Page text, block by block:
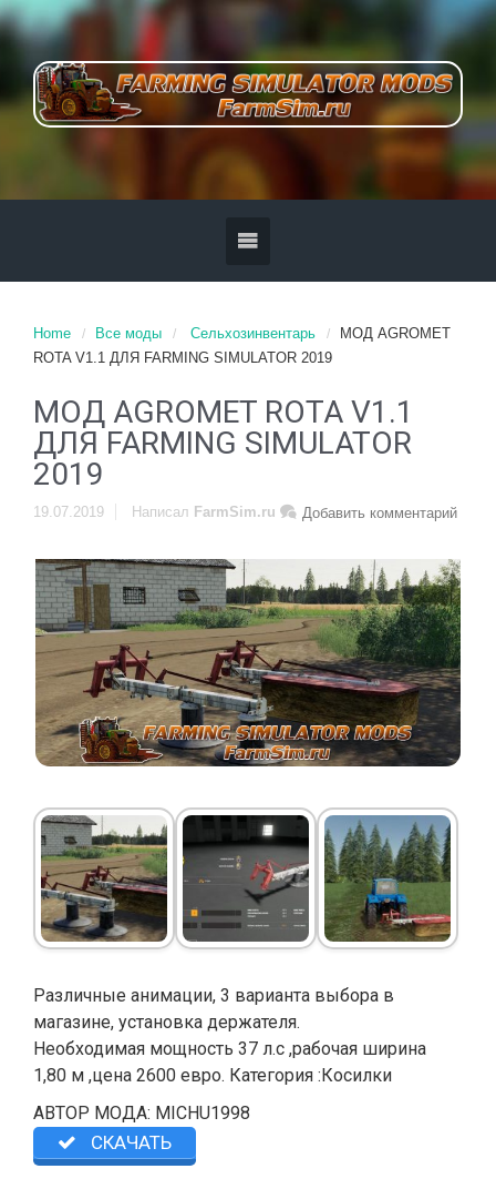
Home Все моды Сельхозинвентарь
MOД AGROMET
ROTA V1.1 ДЛЯ FARMING SIMULATOR 2019
MOД AGROMET ROTA V1.1
ДЛЯ FARMING SIMULATOR
2019
19.07.2019 Добавить комментарий
Написал FarmSim.ru
Различные анимации, 3 варианта выбора в
магазине, установка держателя.
Необходимая мощность 37 л.с ,рабочая ширина
1,80 м ,цена 2600 евро. Категория :Косилки
АВТОР МОДА: MICHU1998
СКАЧАТЬ